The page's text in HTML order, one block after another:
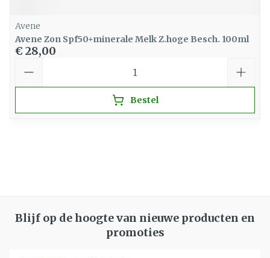
Avene
Avene Zon Spf50+minerale Melk Z.hoge Besch. 100ml
€ 28,00
Bestel
Blijf op de hoogte van nieuwe producten en
promoties